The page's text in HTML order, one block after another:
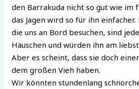
den Barrakuda nicht so gut wie im
das Jagen wird so für ihn
die uns an Bord besuchen, sind
Häuschen und würden ihn am
Aber es scheint, dass sie doch
dem großen Vieh haben.
Wir könnten stundenlang